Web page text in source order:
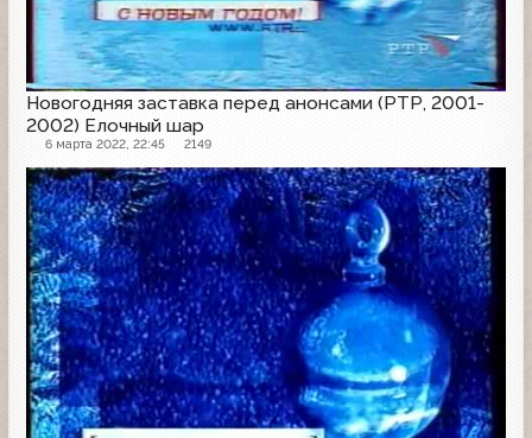
Новогодняя заставка перед анонсами (РТР, 2001-
2002) Елочный шар
6 марта 2022, 22:45 2149
Заставка анонсов